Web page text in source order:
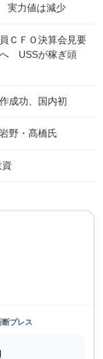
実力値は減少
ＣＦＯ決算会見要
USSが稼ぎ頭
成功、国内初
野・髙橋氏
断プレス